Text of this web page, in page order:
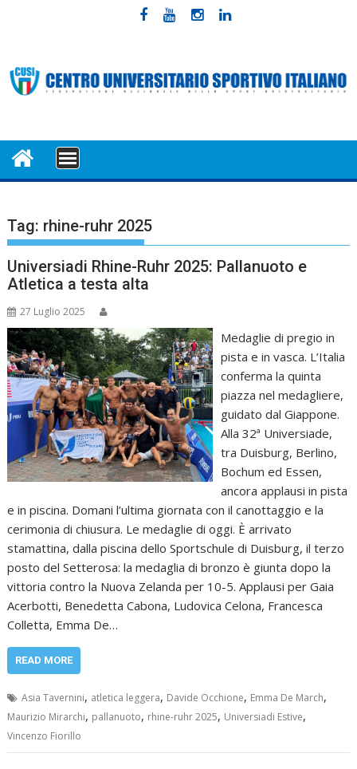
MENU
Tag: rhine-ruhr 2025
Universiadi Rhine-Ruhr 2025: Pallanuoto e
Atletica a testa alta
27 Luglio 2025
Medaglie di pregio in
pista e in vasca. L’Italia
conferma la quinta
piazza nel medagliere,
guidato dal Giappone.
Alla 32ª Universiade,
tra Duisburg, Berlino,
Bochum ed Essen,
ancora applausi in pista
e in piscina. Domani l’ultima giornata con il canottaggio e la
cerimonia di chiusura. Le medaglie di oggi. È arrivato
stamattina, dalla piscina dello Sportschule di Duisburg, il terzo
posto del Setterosa: la medaglia di bronzo è giunta dopo la
vittoria contro la Nuova Zelanda per 10-5. Applausi per Gaia
Acerbotti, Benedetta Cabona, Ludovica Celona, Francesca
Colletta, Emma De…
READ MORE
Asia Tavernini, atletica leggera, Davide Occhione, Emma De March,
Maurizio Mirarchi, pallanuoto, rhine-ruhr 2025, Universiadi Estive,
Vincenzo Fiorillo